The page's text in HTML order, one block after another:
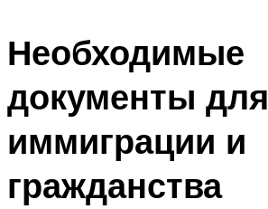
Необходимые
документы для
иммиграции и
гражданства